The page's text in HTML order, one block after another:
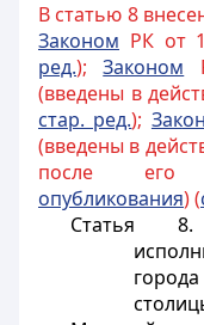
В статью 8
Законом РК от
ред.);Законом
(введены в
стар. ред.); Зак
(введены в
после его
опубликования) (
Статья 8.